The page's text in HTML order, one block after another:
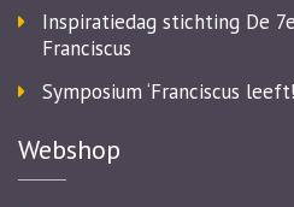
Inspiratiedag stichting De
Franciscus
Symposium ‘Franciscus
Webshop